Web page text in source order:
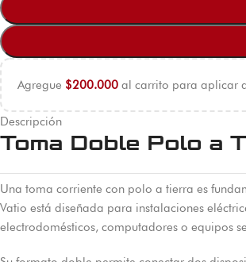
Agregue $200.000 al carrito para aplicar
Descripción
Toma Doble Polo a
Una toma corriente con polo a tierra es
Vatio está diseñada para instalaciones
electrodomésticos, computadores o equipos